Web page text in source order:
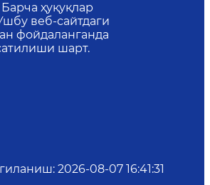
Барча ҳуқуқлар
веб-сайтдаги
фойдаланганда
шарт.
: 2026-08-07 16:41:31